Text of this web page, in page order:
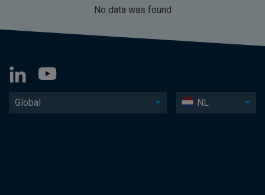
No data was found
Global NL